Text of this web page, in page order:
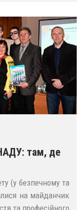
там, де
(у безпечному та
на майданчик
та професійного